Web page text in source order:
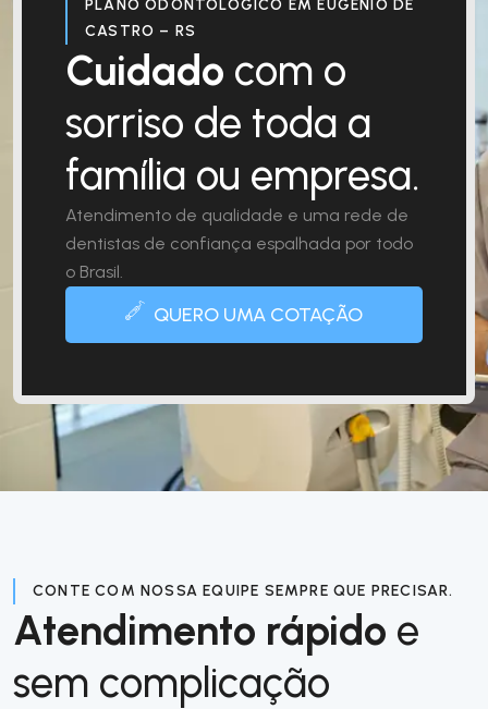
PLANO ODONTOLÓGICO EM EUGÊNIO DE
CASTRO – RS
Cuidado com o
sorriso de toda a
família ou empresa.
Atendimento de qualidade e uma rede de
dentistas de confiança espalhada por todo
o Brasil.
QUERO UMA COTAÇÃO
CONTE COM NOSSA EQUIPE SEMPRE QUE PRECISAR.
Atendimento rápido e
sem complicação